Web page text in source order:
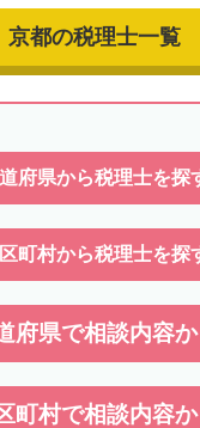
京都の税理士一覧
府県から税理士を探
町村から税理士を探
府県で相談内容
町村で相談内容